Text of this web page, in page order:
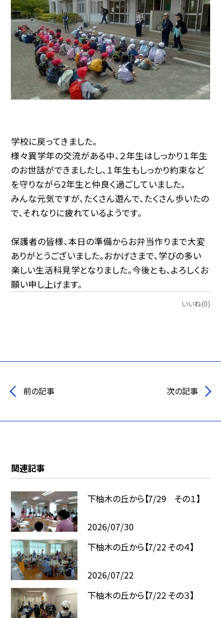
学校に戻ってきました。
様々異学年の交流がある中、２年生はしっかり１年生
のお世話ができましたし、１年生もしっかり約束など
を守りながら2年生と仲良く過ごしていました。
みんな元気ですが、たくさん遊んで、たくさん歩いたの
で、それなりに疲れているようです。
保護者の皆様、本日の準備からお弁当作りまで大変
ありがとうございました。おかげさまで、学びの多い
楽しい生活科見学となりました。今後とも、よろしくお
願い申し上げます。
いいね(0)
前の記事 次の記事
関連記事
下柚木の丘から【7/29 その１】
2026/07/30
下柚木の丘から【7/22 その４】
2026/07/22
下柚木の丘から【7/22 その３】